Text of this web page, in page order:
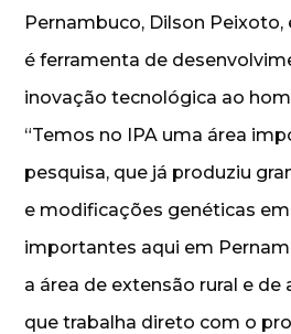
Pernambuco, Dilson
é ferramenta de
inovação tecnológica ao
“Temos no IPA uma área
pesquisa, que já produziu
e modificações genéticas
importantes aqui em
a área de extensão rural e de
que trabalha direto com o